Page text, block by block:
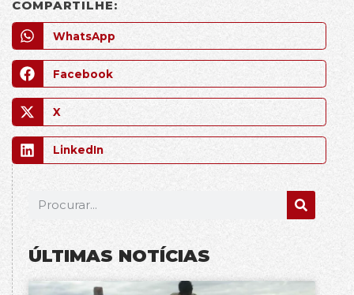
COMPARTILHE:
WhatsApp
Facebook
X
LinkedIn
ÚLTIMAS NOTÍCIAS